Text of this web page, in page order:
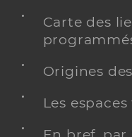
Carte des
Origines
Les